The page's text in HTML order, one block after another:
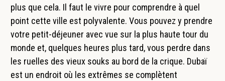
plus que cela. Il faut le vivre pour comprendre à quel
point cette ville est polyvalente. Vous pouvez y prendre
votre petit-déjeuner avec vue sur la plus haute tour du
monde et, quelques heures plus tard, vous perdre dans
les ruelles des vieux souks au bord de la crique. Dubaï
est un endroit où les extrêmes se complètent